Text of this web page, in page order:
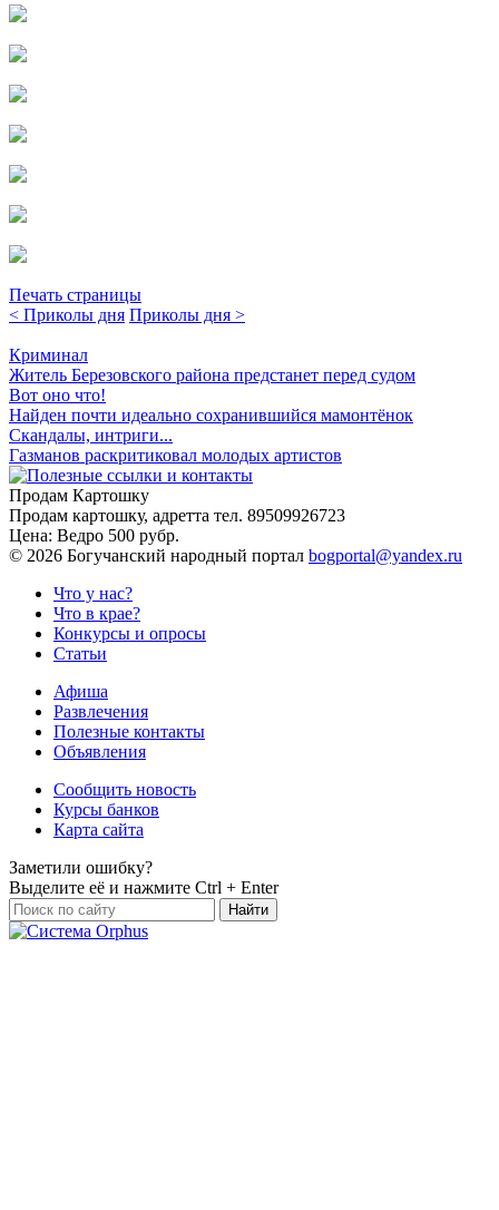
Печать страницы
< Приколы дня Приколы дня >
Криминал
Житель Березовского района предстанет перед судом
Вот оно что!
Найден почти идеально сохранившийся мамонтёнок
Скандалы, интриги...
Газманов раскритиковал молодых артистов
Продам Картошку
Продам картошку, адретта тел. 89509926723
Цена: Ведро 500 рубр.
© 2026 Богучанский народный портал bogportal@yandex.ru
Что у нас?
Что в крае?
Конкурсы и опросы
Статьи
Афиша
Развлечения
Полезные контакты
Объявления
Сообщить новость
Курсы банков
Карта сайта
Заметили ошибку?
Выделите её и нажмите Ctrl + Enter